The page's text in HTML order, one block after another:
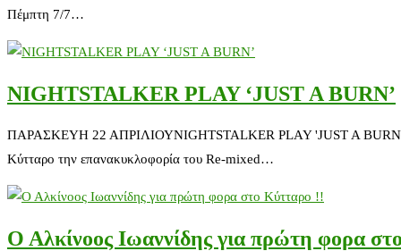
Πέμπτη 7/7…
NIGHTSTALKER PLAY ‘JUST A BURN’
ΠΑΡΑΣΚΕΥΗ 22 ΑΠΡΙΛΙΟΥNIGHTSTALKER PLAY 'JUST A BURN'
Κύτταρο την επανακυκλοφορία του Re-mixed…
Ο Αλκίνοος Ιωαννίδης για πρώτη φορα